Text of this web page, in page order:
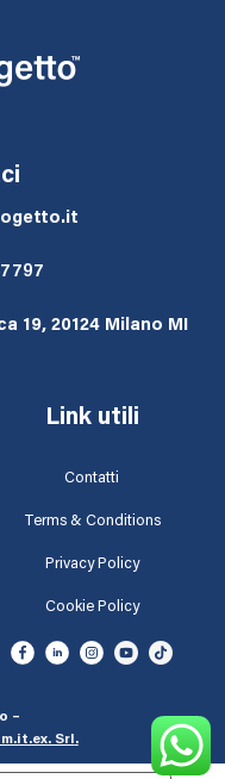
19, 20124 Milano MI
Link utili
Contatti
Terms & Conditions
Privacy Policy
Cookie Policy
–
Srl .